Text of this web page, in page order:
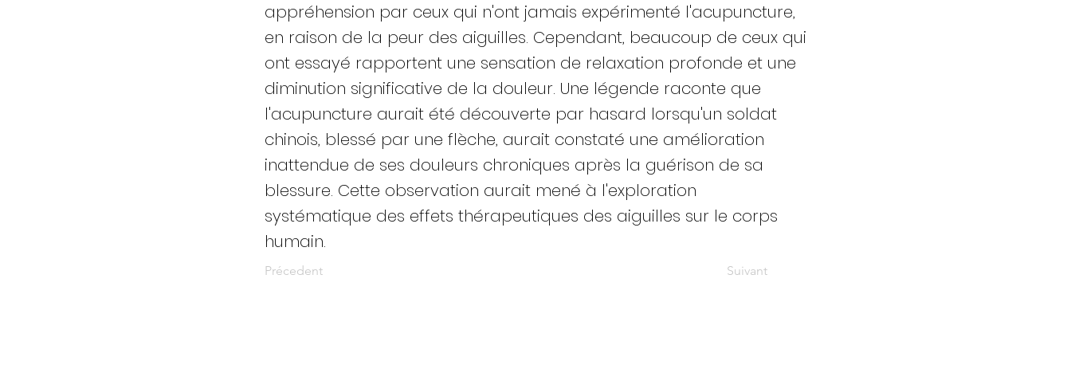
appréhension par ceux qui n'ont jamais expérimenté l'acupuncture,
en raison de la peur des aiguilles. Cependant, beaucoup de ceux qui
ont essayé rapportent une sensation de relaxation profonde et une
diminution significative de la douleur. Une légende raconte que
l'acupuncture aurait été découverte par hasard lorsqu'un soldat
chinois, blessé par une flèche, aurait constaté une amélioration
inattendue de ses douleurs chroniques après la guérison de sa
blessure. Cette observation aurait mené à l'exploration
systématique des effets thérapeutiques des aiguilles sur le corps
humain.
Précedent Suivant